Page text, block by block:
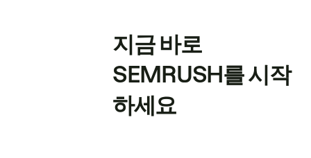
지금 바로
SEMRUSH를 시작
하세요